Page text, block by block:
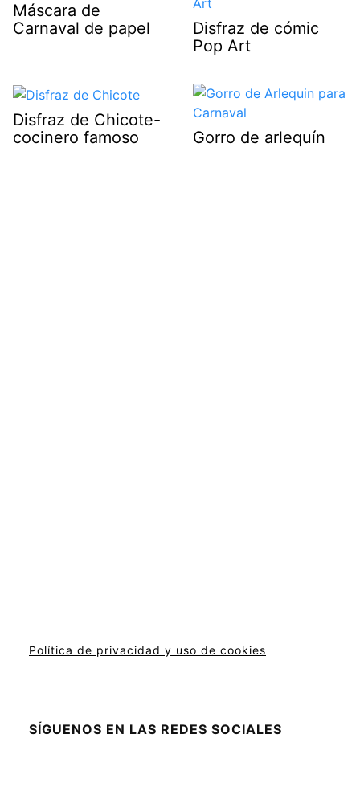
Máscara de
Carnaval de papel
Disfraz de cómic
Pop Art
Disfraz de Chicote-
cocinero famoso
Gorro de arlequín
Política de privacidad y uso de cookies
SÍGUENOS EN LAS REDES SOCIALES